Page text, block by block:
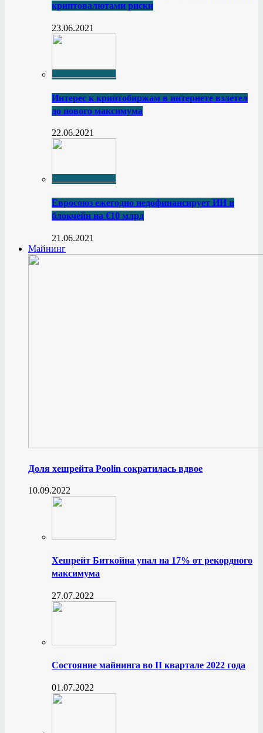
криптовалютами риски
23.06.2021
Интерес к криптобиржам в интернете взлетел
до нового максимума
22.06.2021
Евросоюз ежегодно недофинансирует ИИ и
блокчейн на €10 млрд
21.06.2021
Майнинг
Доля хешрейта Poolin сократилась вдвое
10.09.2022
Хешрейт Биткойна упал на 17% от рекордного
максимума
27.07.2022
Состояние майнинга во II квартале 2022 года
01.07.2022